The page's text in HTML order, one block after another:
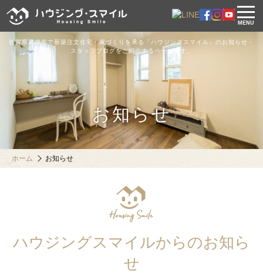
佐賀県武雄市で新築注文住宅・家づくりを承る「ハウジングスマイル」のお知らせ・
スタッフブログをご紹介するページです。
お知らせ
MENU
ホーム お知らせ
ハウジングスマイルからのお知ら
せ